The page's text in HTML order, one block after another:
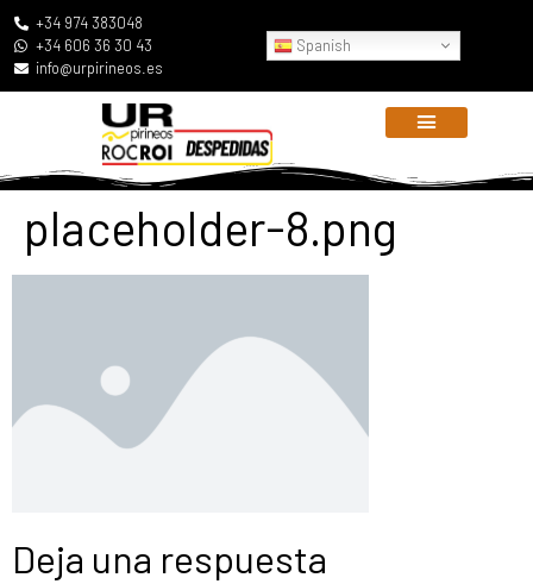
+34 974 383048
+34 606 36 30 43
info@urpirineos.es
Spanish
placeholder-8.png
Deja una respuesta